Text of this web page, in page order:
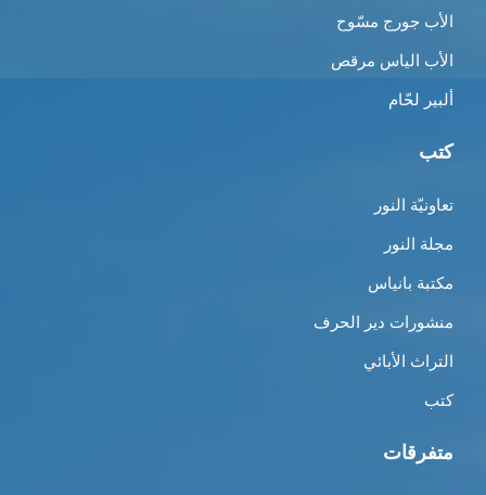
الأب جورج مسّوح
الأب الياس مرقص
ألبير لحّام
كتب
تعاونيّة النور
مجلة النور
مكتبة بانياس
منشورات دير الحرف
التراث الأبائي
كتب
متفرقات